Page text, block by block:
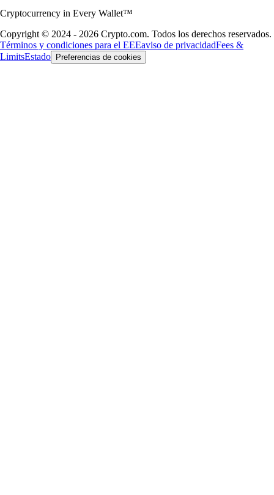
Cryptocurrency in Every Wallet™
Copyright © 2024 - 2026 Crypto.com. Todos los derechos reservados.
Términos y condiciones para el EEEaviso de privacidadFees &
LimitsEstado Preferencias de cookies